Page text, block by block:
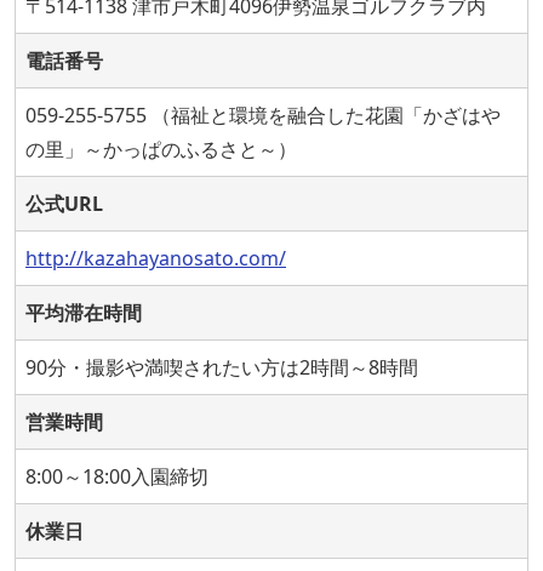
〒514-1138 津市戸木町4096伊勢温泉ゴルフクラブ内
電話番号
059-255-5755 （福祉と環境を融合した花園「かざはや
の里」～かっぱのふるさと～）
公式URL
http://kazahayanosato.com/
平均滞在時間
90分・撮影や満喫されたい方は2時間～8時間
営業時間
8:00～18:00入園締切
休業日